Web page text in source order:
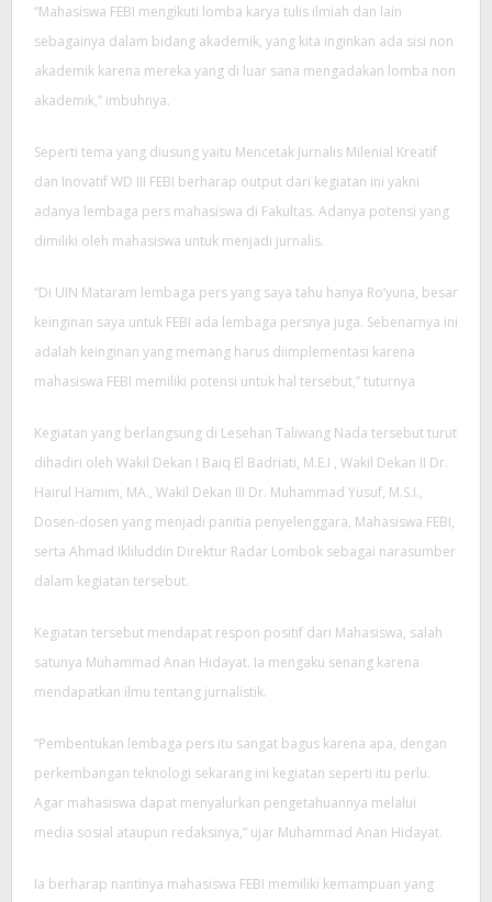
“Mahasiswa FEBI mengikuti lomba karya tulis ilmiah dan lain
sebagainya dalam bidang akademik, yang kita inginkan ada sisi non
akademik karena mereka yang di luar sana mengadakan lomba non
akademik,” imbuhnya.
Seperti tema yang diusung yaitu Mencetak Jurnalis Milenial Kreatif
dan Inovatif WD III FEBI berharap output dari kegiatan ini yakni
adanya lembaga pers mahasiswa di Fakultas. Adanya potensi yang
dimiliki oleh mahasiswa untuk menjadi jurnalis.
“Di UIN Mataram lembaga pers yang saya tahu hanya Ro’yuna, besar
keinginan saya untuk FEBI ada lembaga persnya juga. Sebenarnya ini
adalah keinginan yang memang harus diimplementasi karena
mahasiswa FEBI memiliki potensi untuk hal tersebut,” tuturnya
Kegiatan yang berlangsung di Lesehan Taliwang Nada tersebut turut
dihadiri oleh Wakil Dekan I Baiq El Badriati, M.E.I , Wakil Dekan II Dr.
Hairul Hamim, MA., Wakil Dekan III Dr. Muhammad Yusuf, M.S.I.,
Dosen-dosen yang menjadi panitia penyelenggara, Mahasiswa FEBI,
serta Ahmad Ikliluddin Direktur Radar Lombok sebagai narasumber
dalam kegiatan tersebut.
Kegiatan tersebut mendapat respon positif dari Mahasiswa, salah
satunya Muhammad Anan Hidayat. Ia mengaku senang karena
mendapatkan ilmu tentang jurnalistik.
“Pembentukan lembaga pers itu sangat bagus karena apa, dengan
perkembangan teknologi sekarang ini kegiatan seperti itu perlu.
Agar mahasiswa dapat menyalurkan pengetahuannya melalui
media sosial ataupun redaksinya,” ujar Muhammad Anan Hidayat.
Ia berharap nantinya mahasiswa FEBI memiliki kemampuan yang